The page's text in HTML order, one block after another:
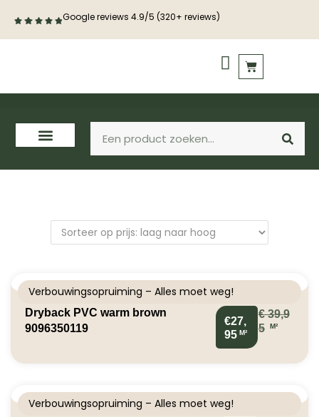
Google reviews 4.9/5 (320+ reviews)
Verbouwingsopruiming – Alles moet weg!
Dryback PVC warm brown
9096350119
€27,
95 M²
€39,9
5
M²
Verbouwingsopruiming – Alles moet weg!